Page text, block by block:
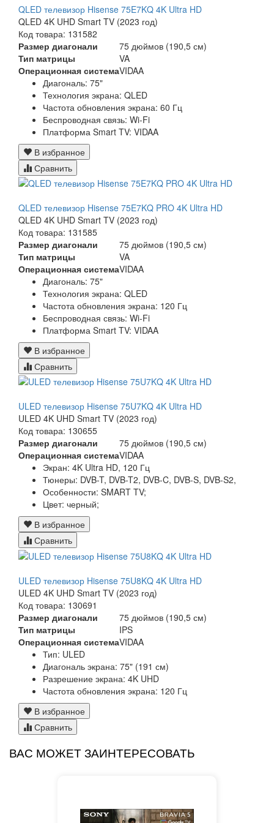
QLED телевизор Hisense 75E7KQ 4K Ultra HD
QLED 4K UHD Smart TV (2023 год)
Код товара: 131582
Размер диагонали
75 дюймов (190,5 см)
Тип матрицы
VA
Операционная системаVIDAA
Диагональ: 75"
Технология экрана: QLED
Частота обновления экрана: 60 Гц
Беспроводная связь: Wi-Fi
Платформа Smart TV: VIDAA
В избранное
Сравнить
QLED телевизор Hisense 75E7KQ PRO 4K Ultra HD
QLED 4K UHD Smart TV (2023 год)
Код товара: 131585
Размер диагонали
75 дюймов (190,5 см)
Тип матрицы
VA
Операционная системаVIDAA
Диагональ: 75"
Технология экрана: QLED
Частота обновления экрана: 120 Гц
Беспроводная связь: Wi-Fi
Платформа Smart TV: VIDAA
В избранное
Сравнить
ULED телевизор Hisense 75U7KQ 4K Ultra HD
ULED 4K UHD Smart TV (2023 год)
Код товара: 130655
Размер диагонали
75 дюймов (190,5 см)
Операционная системаVIDAA
Экран: 4K Ultra HD, 120 Гц
Тюнеры: DVB-T, DVB-T2, DVB-C, DVB-S, DVB-S2,
Особенности: SMART TV;
Цвет: черный;
В избранное
Сравнить
ULED телевизор Hisense 75U8KQ 4K Ultra HD
ULED 4K UHD Smart TV (2023 год)
Код товара: 130691
Размер диагонали
75 дюймов (190,5 см)
Тип матрицы
IPS
Операционная системаVIDAA
Тип: ULED
Диагональ экрана: 75" (191 см)
Разрешение экрана: 4K UHD
Частота обновления экрана: 120 Гц
В избранное
Сравнить
ВАС МОЖЕТ ЗАИНТЕРЕСОВАТЬ